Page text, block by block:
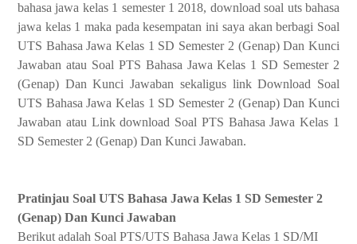
bahasa jawa kelas 1 semester 1 2018, download soal uts bahasa
jawa kelas 1 maka pada kesempatan ini saya akan berbagi Soal
UTS Bahasa Jawa Kelas 1 SD Semester 2 (Genap) Dan Kunci
Jawaban atau Soal PTS Bahasa Jawa Kelas 1 SD Semester 2
(Genap) Dan Kunci Jawaban sekaligus link Download Soal
UTS Bahasa Jawa Kelas 1 SD Semester 2 (Genap) Dan Kunci
Jawaban atau Link download Soal PTS Bahasa Jawa Kelas 1
SD Semester 2 (Genap) Dan Kunci Jawaban.
Pratinjau Soal UTS Bahasa Jawa Kelas 1 SD Semester 2
(Genap) Dan Kunci Jawaban
Berikut adalah Soal PTS/UTS Bahasa Jawa Kelas 1 SD/MI